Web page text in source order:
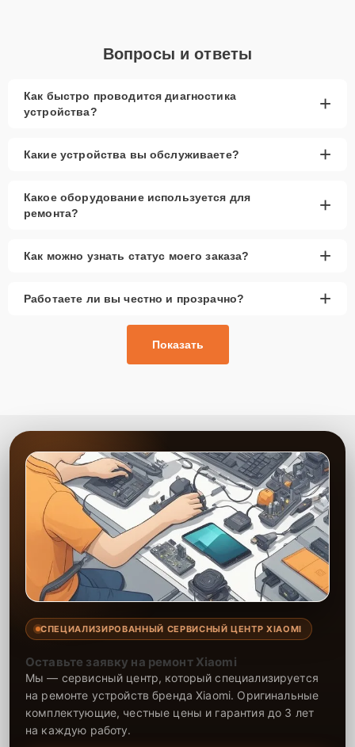
Вопросы и ответы
Как быстро проводится диагностика
устройства?
+
Какие устройства вы обслуживаете? +
Какое оборудование используется для
ремонта?
+
Как можно узнать статус моего заказа? +
Работаете ли вы честно и прозрачно? +
Показать
СПЕЦИАЛИЗИРОВАННЫЙ СЕРВИСНЫЙ ЦЕНТР XIAOMI
Оставьте заявку на ремонт Xiaomi
Мы — сервисный центр, который специализируется
на ремонте устройств бренда Xiaomi. Оригинальные
комплектующие, честные цены и гарантия до 3 лет
на каждую работу.